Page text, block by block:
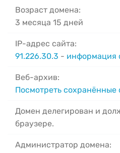
Возраст домена:
3 месяца 15 дней
IP-адрес сайта:
91.226.30.3 - информация
Веб-архив:
Посмотреть сохранённые
Домен делегирован и
браузере.
Администратор домена: